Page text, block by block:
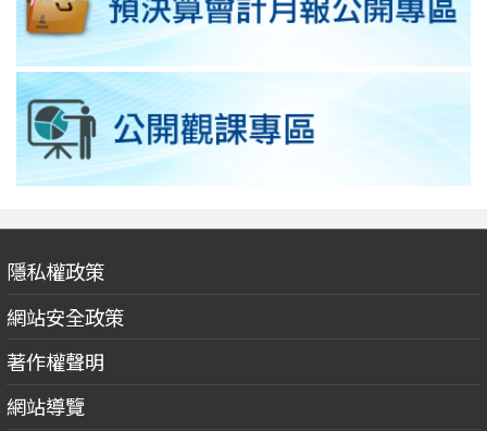
隱私權政策
網站安全政策
著作權聲明
網站導覽